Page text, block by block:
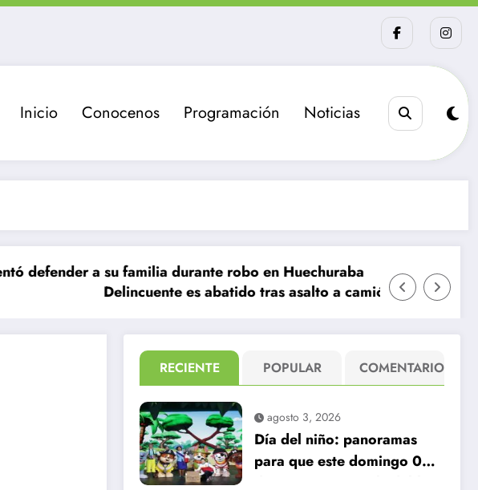
Inicio Conocenos Programación Noticias
su familia durante robo en Huechuraba
Delincuente es abatido tras asalto a camión de valores en Santiago
La sanción que
RECIENTE POPULAR COMENTARIO
agosto 3, 2026
Día del niño: panoramas
para que este domingo 09